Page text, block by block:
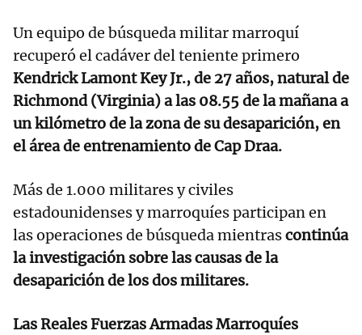
Un equipo de búsqueda militar marroquí
recuperó el cadáver del teniente primero
Kendrick Lamont Key Jr., de 27 años, natural de
Richmond (Virginia) a las 08.55 de la mañana a
un kilómetro de la zona de su desaparición, en
el área de entrenamiento de Cap Draa.
Más de 1.000 militares y civiles
estadounidenses y marroquíes participan en
las operaciones de búsqueda mientrascontinúa
la investigación sobre las causas de la
desaparición de los dos militares.
Las Reales Fuerzas Armadas Marroquíes